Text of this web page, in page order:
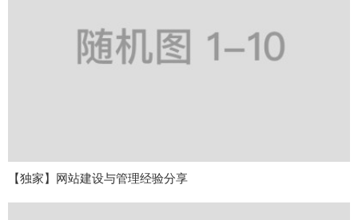
【独家】网站建设与管理经验分享